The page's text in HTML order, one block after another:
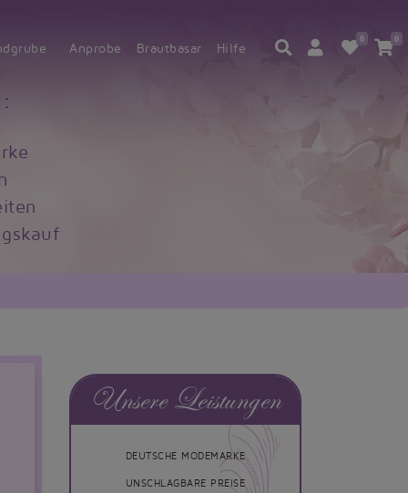
Anprobe Brautbasar Hilfe
0 0
Unsere Leistungen
DEUTSCHE MODEMARKE
UNSCHLAGBARE PREISE